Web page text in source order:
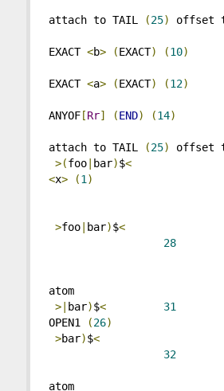
attach to TAIL
(25) offset
EXACT <b> (EXACT) (10)
EXACT <a> (EXACT) (12)
ANYOF[Rr] (END) (14)
attach to TAIL
(25) offset
>(foo| bar)$<
<x> (1 )
>foo| bar)$<
28
atom
>|
bar)$< 31
OPEN1
(26)
>bar)$<
32
atom